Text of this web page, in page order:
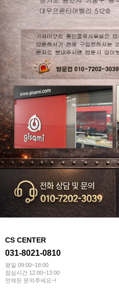
CS CENTER
031-8021-0810
평일 09:00~18:00
점심시간 12:00~13:00
언제든 문의주세요~!